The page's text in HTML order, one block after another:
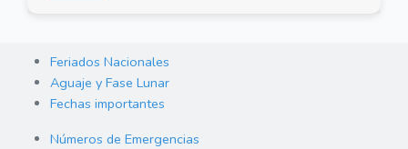
Feriados Nacionales
Aguaje y Fase Lunar
Fechas importantes
Números de Emergencias